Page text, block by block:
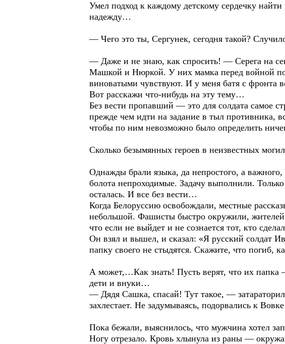
Умел подход к каждому детскому сердечку
надежду…
— Чего это ты, Сергунек, сегодня такой?
— Даже и не знаю, как спросить! — Серега на
Машкой и Нюркой. У них мамка перед войной
виноватыми чувствуют. И у меня батя с фронта
Вот расскажи что-нибудь на эту тему…
Без вести пропавший — это для солдата самое
прежде чем идти на задание в тыл противника,
чтобы по ним невозможно было определить
Сколько безымянных героев в неизвестных
Однажды брали языка, да непростого, а
болота непроходимые. Задачу выполнили.
осталась. И все без вести…
Когда Белоруссию освобождали, местные
небольшой. Фашисты быстро окружили,
что если не выйдет и не сознается тот, кто
Он взял и вышел, и сказал: «Я русский солдат
папку своего не стыдятся. Скажите, что погиб,
А может,…Как знать! Пусть верят, что их папка
дети и внуки…
— Дядя Сашка, спасай! Тут такое, —
захлестает. Не задумываясь, подорвались к
Пока бежали, выяснилось, что мужчина хотел
Ногу отрезало. Кровь хлынула из раны —